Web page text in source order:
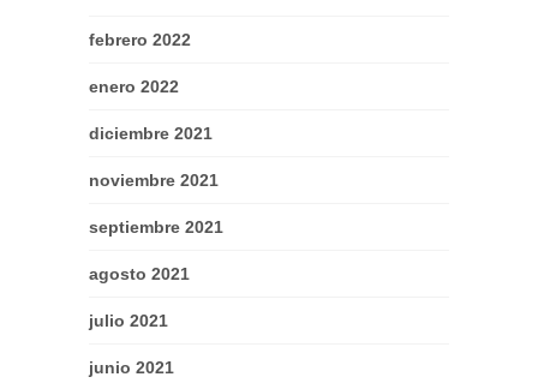
febrero 2022
enero 2022
diciembre 2021
noviembre 2021
septiembre 2021
agosto 2021
julio 2021
junio 2021